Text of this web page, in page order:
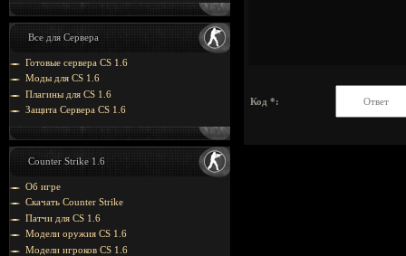
Все для Сервера
Готовые сервера CS 1.6
Моды для CS 1.6
Плагины для CS 1.6
Защита Cервера CS 1.6
Counter Strike 1.6
Об игре
Скачать Counter Strike
Патчи для CS 1.6
Модели оружия CS 1.6
Модели игроков CS 1.6
Код *: